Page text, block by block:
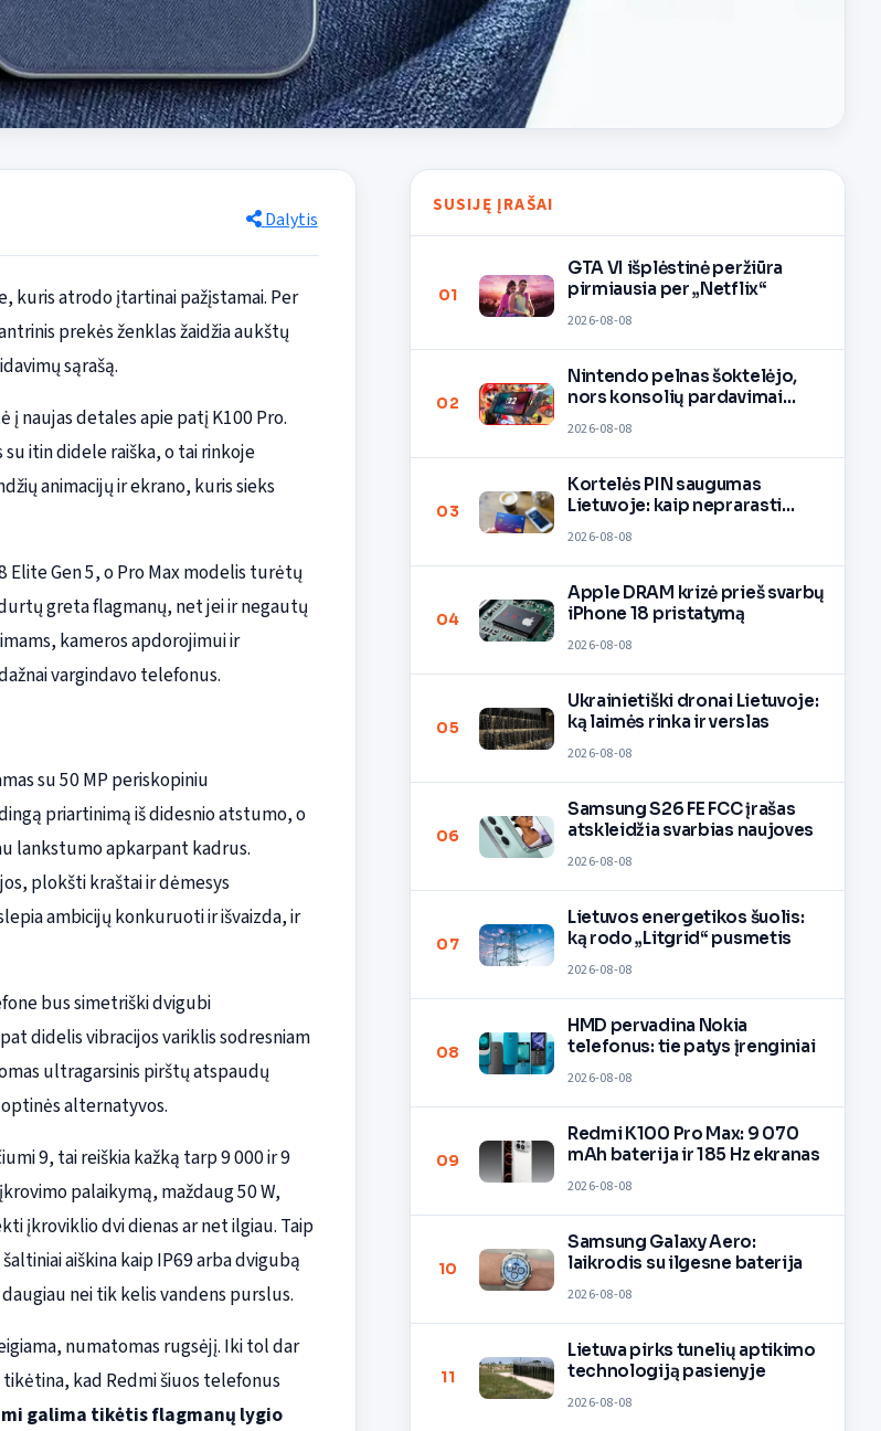
Dalytis
kuris atrodo įtartinai pažįstamai. Per
prekės ženklas žaidžia aukštų
sąrašą.
į naujas detales apie patį K100 Pro.
itin didele raiška, o tai rinkoje
animacijų ir ekrano, kuris sieks
Elite Gen 5, o Pro Max modelis turėtų
greta flagmanų, net jei ir negautų
kameros apdorojimui ir
vargindavo telefonus.
su 50 MP periskopiniu
priartinimą iš didesnio atstumo, o
lankstumo apkarpant kadrus.
plokšti kraštai ir dėmesys
ambicijų konkuruoti ir išvaizda, ir
bus simetriški dvigubi
didelis vibracijos variklis sodresniam
ultragarsinis pirštų atspaudų
alternatyvos.
9, tai reiškia kažką tarp 9 000 ir 9
palaikymą, maždaug 50 W,
įkroviklio dvi dienas ar net ilgiau. Taip
aiškina kaip IP69 arba dvigubą
nei tik kelis vandens purslus.
numatomas rugsėjį. Iki tol dar
kad Redmi šiuos telefonus
galima tikėtis flagmanų lygio
SUSIJĘ ĮRAŠAI
01
GTA VI išplėstinė peržiūra
pirmiausia per „Netflix“
2026-08-08
02
Nintendo pelnas šoktelėjo,
nors konsolių pardavimai
2026-08-08
03
Kortelės PIN saugumas
Lietuvoje: kaip neprarasti
2026-08-08
04
Apple DRAM krizė prieš svarbų
iPhone 18 pristatymą
2026-08-08
05
Ukrainietiški dronai Lietuvoje:
ką laimės rinka ir verslas
2026-08-08
06
Samsung S26 FE FCC įrašas
atskleidžia svarbias naujoves
2026-08-08
07
Lietuvos energetikos šuolis:
ką rodo „Litgrid“ pusmetis
2026-08-08
08
HMD pervadina Nokia
telefonus: tie patys įrenginiai
2026-08-08
09
Redmi K100 Pro Max: 9 070
mAh baterija ir 185 Hz ekranas
2026-08-08
10
Samsung Galaxy Aero:
laikrodis su ilgesne baterija
2026-08-08
11
Lietuva pirks tunelių aptikimo
technologiją pasienyje
2026-08-08